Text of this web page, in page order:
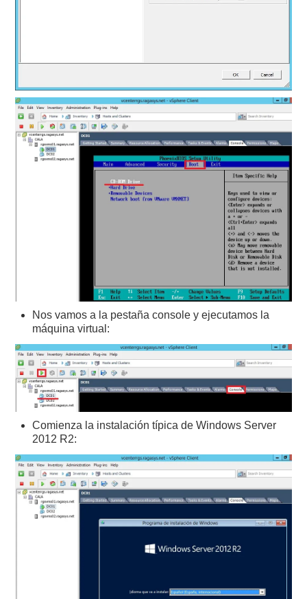
Nos vamos a la pestaña console y ejecutamos la
máquina virtual:
Comienza la instalación típica de Windows Server
2012 R2: